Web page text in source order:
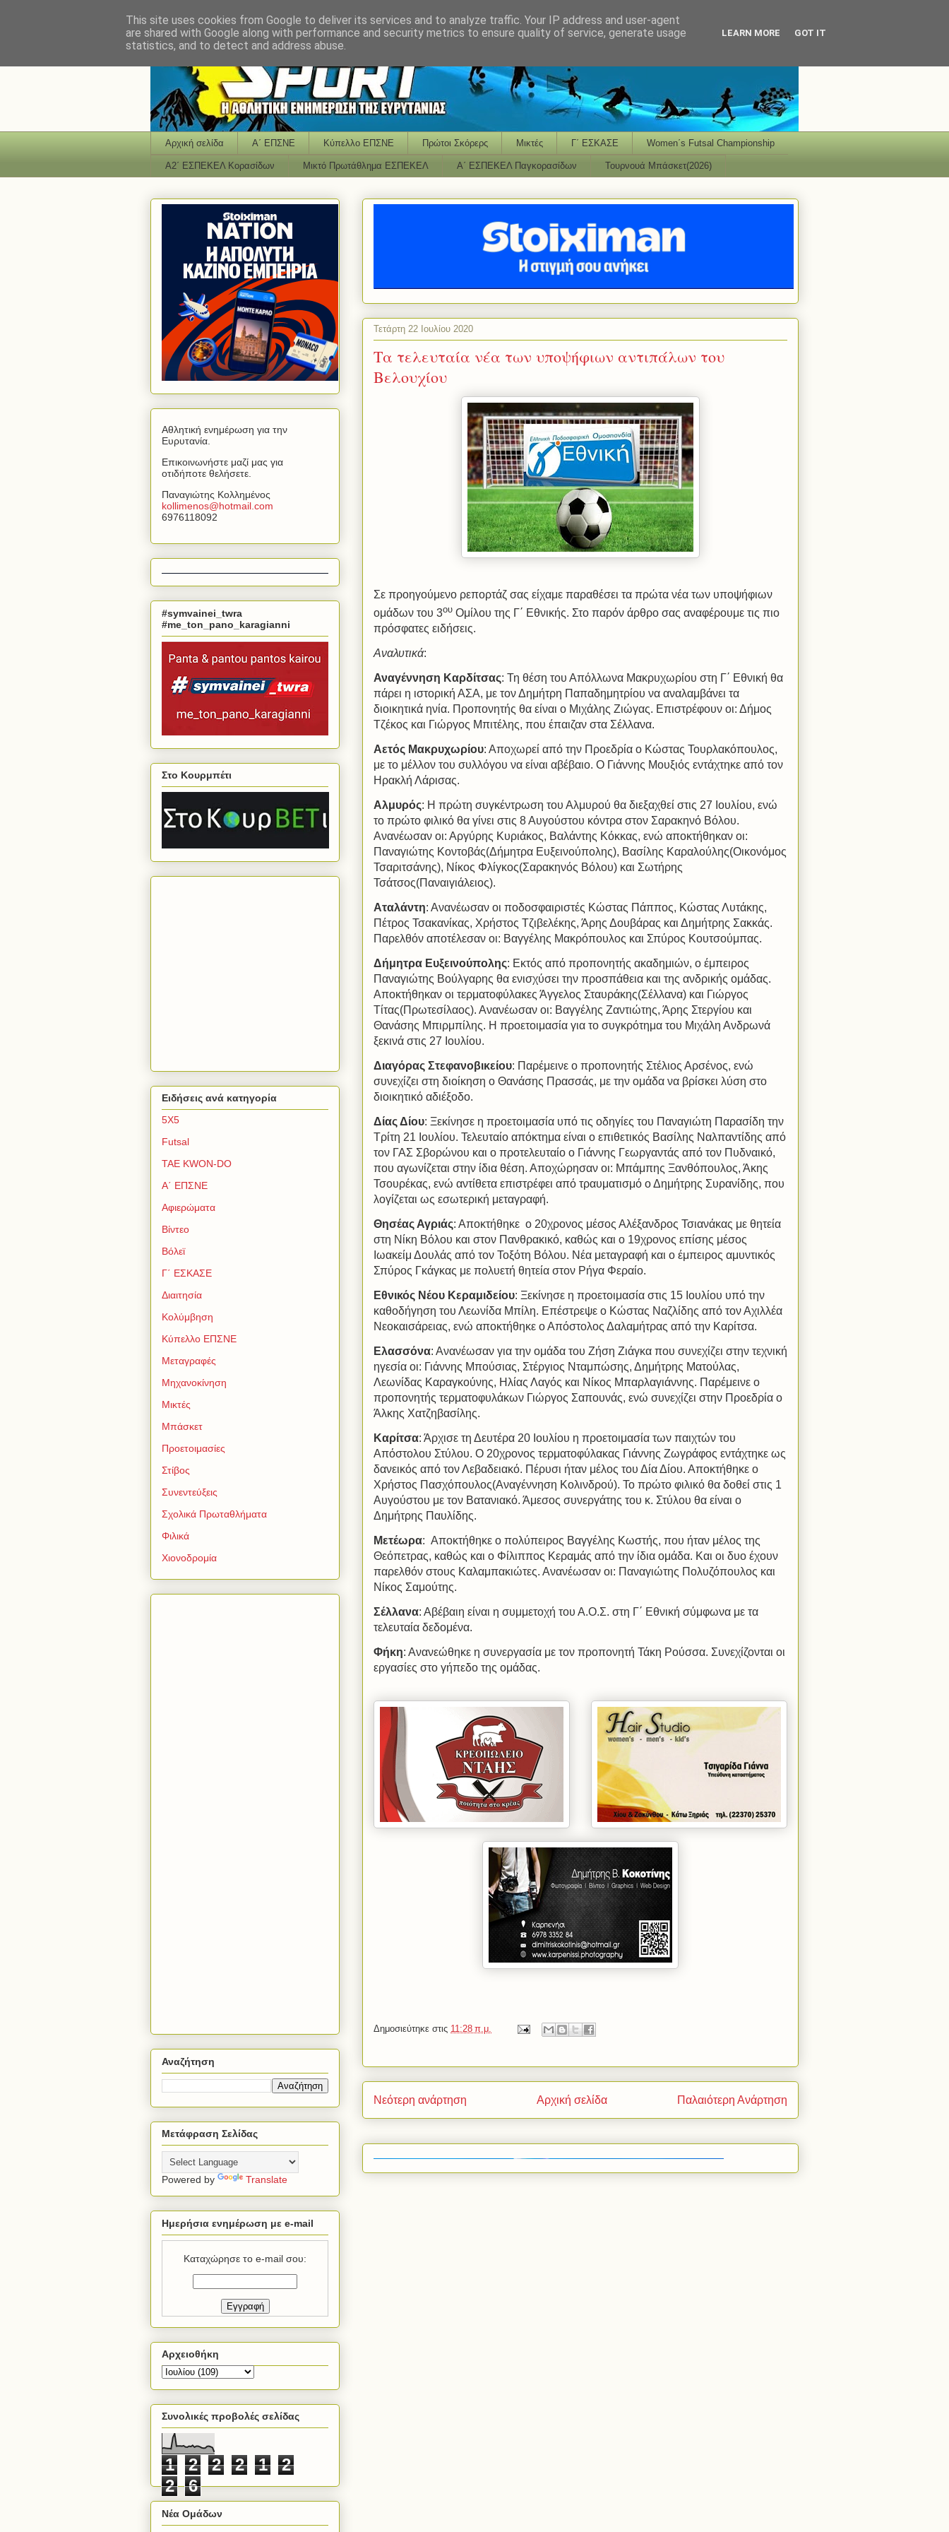
Αρχική σελίδα Α΄ ΕΠΣΝΕ Κύπελλο ΕΠΣΝΕ Πρώτοι Σκόρερς Μικτές Γ΄ ΕΣΚΑΣΕ Women΄s Futsal Championship
Α2΄ ΕΣΠΕΚΕΛ Κορασίδων Μικτό Πρωτάθλημα ΕΣΠΕΚΕΛ Α΄ ΕΣΠΕΚΕΛ Παγκορασίδων Τουρνουά Μπάσκετ(2026)
Τετάρτη 22 Ιουλίου 2020
Τα τελευταία νέα των υποψήφιων αντιπάλων του
Βελουχίου
Σε προηγούμενο ρεπορτάζ σας είχαμε παραθέσει τα πρώτα νέα των υποψήφιων
ομάδων του 3ου Ομίλου της Γ΄ Εθνικής. Στο παρόν άρθρο σας αναφέρουμε τις πιο
πρόσφατες ειδήσεις.
Αναλυτικά:
Αναγέννηση Καρδίτσας: Τη θέση του Απόλλωνα Μακρυχωρίου στη Γ΄ Εθνική θα
πάρει η ιστορική ΑΣΑ, με τον Δημήτρη Παπαδημητρίου να αναλαμβάνει τα
διοικητικά ηνία. Προπονητής θα είναι ο Μιχάλης Ζιώγας. Επιστρέφουν οι: Δήμος
Τζέκος και Γιώργος Μπιτέλης, που έπαιζαν στα Σέλλανα.
Αετός Μακρυχωρίου: Αποχωρεί από την Προεδρία ο Κώστας Τουρλακόπουλος,
με το μέλλον του συλλόγου να είναι αβέβαιο. Ο Γιάννης Μουξιός εντάχτηκε από τον
Ηρακλή Λάρισας.
Αλμυρός: Η πρώτη συγκέντρωση του Αλμυρού θα διεξαχθεί στις 27 Ιουλίου, ενώ
το πρώτο φιλικό θα γίνει στις 8 Αυγούστου κόντρα στον Σαρακηνό Βόλου.
Ανανέωσαν οι: Αργύρης Κυριάκος, Βαλάντης Κόκκας, ενώ αποκτήθηκαν οι:
Παναγιώτης Κοντοβάς(Δήμητρα Ευξεινούπολης), Βασίλης Καραλούλης(Οικονόμος
Τσαριτσάνης), Νίκος Φλίγκος(Σαρακηνός Βόλου) και Σωτήρης
Τσάτσος(Παναιγιάλειος).
Αταλάντη: Ανανέωσαν οι ποδοσφαιριστές Κώστας Πάππος, Κώστας Λυτάκης,
Πέτρος Τσακανίκας, Χρήστος Τζιβελέκης, Άρης Δουβάρας και Δημήτρης Σακκάς.
Παρελθόν αποτέλεσαν οι: Βαγγέλης Μακρόπουλος και Σπύρος Κουτσούμπας.
Δήμητρα Ευξεινούπολης: Εκτός από προπονητής ακαδημιών, ο έμπειρος
Παναγιώτης Βούλγαρης θα ενισχύσει την προσπάθεια και της ανδρικής ομάδας.
Αποκτήθηκαν οι τερματοφύλακες Άγγελος Σταυράκης(Σέλλανα) και Γιώργος
Τίτας(Πρωτεσίλαος). Ανανέωσαν οι: Βαγγέλης Ζαντιώτης, Άρης Στεργίου και
Θανάσης Μπιρμπίλης. Η προετοιμασία για το συγκρότημα του Μιχάλη Ανδρωνά
ξεκινά στις 27 Ιουλίου.
Διαγόρας Στεφανοβικείου: Παρέμεινε ο προπονητής Στέλιος Αρσένος, ενώ
συνεχίζει στη διοίκηση ο Θανάσης Πρασσάς, με την ομάδα να βρίσκει λύση στο
διοικητικό αδιέξοδο.
Δίας Δίου: Ξεκίνησε η προετοιμασία υπό τις οδηγίες του Παναγιώτη Παρασίδη την
Τρίτη 21 Ιουλίου. Τελευταίο απόκτημα είναι ο επιθετικός Βασίλης Ναλπαντίδης από
τον ΓΑΣ Σβορώνου και ο προτελευταίο ο Γιάννης Γεωργαντάς από τον Πυδναικό,
που αγωνίζεται στην ίδια θέση. Αποχώρησαν οι: Μπάμπης Ξανθόπουλος, Άκης
Τσουρέκας, ενώ αντίθετα επιστρέφει από τραυματισμό ο Δημήτρης Συρανίδης, που
λογίζεται ως εσωτερική μεταγραφή.
Θησέας Αγριάς: Αποκτήθηκε ο 20χρονος μέσος Αλέξανδρος Τσιανάκας με θητεία
στη Νίκη Βόλου και στον Πανθρακικό, καθώς και ο 19χρονος επίσης μέσος
Ιωακείμ Δουλάς από τον Τοξότη Βόλου. Νέα μεταγραφή και ο έμπειρος αμυντικός
Σπύρος Γκάγκας με πολυετή θητεία στον Ρήγα Φεραίο.
Εθνικός Νέου Κεραμιδείου: Ξεκίνησε η προετοιμασία στις 15 Ιουλίου υπό την
καθοδήγηση του Λεωνίδα Μπίλη. Επέστρεψε ο Κώστας Ναζλίδης από τον Αχιλλέα
Νεοκαισάρειας, ενώ αποκτήθηκε ο Απόστολος Δαλαμήτρας από την Καρίτσα.
Ελασσόνα: Ανανέωσαν για την ομάδα του Ζήση Ζιάγκα που συνεχίζει στην τεχνική
ηγεσία οι: Γιάννης Μπούσιας, Στέργιος Νταμπώσης, Δημήτρης Ματούλας,
Λεωνίδας Καραγκούνης, Ηλίας Λαγός και Νίκος Μπαρλαγιάννης. Παρέμεινε ο
προπονητής τερματοφυλάκων Γιώργος Σαπουνάς, ενώ συνεχίζει στην Προεδρία ο
Άλκης Χατζηβασίλης.
Καρίτσα: Άρχισε τη Δευτέρα 20 Ιουλίου η προετοιμασία των παιχτών του
Απόστολου Στύλου. Ο 20χρονος τερματοφύλακας Γιάννης Ζωγράφος εντάχτηκε ως
δανεικός από τον Λεβαδειακό. Πέρυσι ήταν μέλος του Δία Δίου. Αποκτήθηκε ο
Χρήστος Πασχόπουλος(Αναγέννηση Κολινδρού). Το πρώτο φιλικό θα δοθεί στις 1
Αυγούστου με τον Βατανιακό. Άμεσος συνεργάτης του κ. Στύλου θα είναι ο
Δημήτρης Παυλίδης.
Μετέωρα: Αποκτήθηκε ο πολύπειρος Βαγγέλης Κωστής, που ήταν μέλος της
Θεόπετρας, καθώς και ο Φίλιππος Κεραμάς από την ίδια ομάδα. Και οι δυο έχουν
παρελθόν στους Καλαμπακιώτες. Ανανέωσαν οι: Παναγιώτης Πολυζόπουλος και
Νίκος Σαμούτης.
Σέλλανα: Αβέβαιη είναι η συμμετοχή του Α.Ο.Σ. στη Γ΄ Εθνική σύμφωνα με τα
τελευταία δεδομένα.
Φήκη: Ανανεώθηκε η συνεργασία με τον προπονητή Τάκη Ρούσσα. Συνεχίζονται οι
εργασίες στο γήπεδο της ομάδας.
Δημοσιεύτηκε στις 11:28 π.μ.
Νεότερη ανάρτηση Παλαιότερη Ανάρτηση
Αρχική σελίδα
Αθλητική ενημέρωση για την
Ευρυτανία.
Επικοινωνήστε μαζί μας για
οτιδήποτε θελήσετε.
Παναγιώτης Κολλημένος
kollimenos@hotmail com
6976118092
#symvainei_twra
#me_ton_pano_karagianni
Στο Κουρμπέτι
Ειδήσεις ανά κατηγορία
5Χ5
Futsal
TAE KWON-DO
Α΄ ΕΠΣΝΕ
Αφιερώματα
Βίντεο
Βόλεϊ
Γ΄ ΕΣΚΑΣΕ
Διαιτησία
Κολύμβηση
Κύπελλο ΕΠΣΝΕ
Μεταγραφές
Μηχανοκίνηση
Μικτές
Μπάσκετ
Προετοιμασίες
Στίβος
Συνεντεύξεις
Σχολικά Πρωταθλήματα
Φιλικά
Χιονοδρομία
Αναζήτηση
Μετάφραση Σελίδας
Powered by Translate
Ημερήσια ενημέρωση με e-mail
Καταχώρησε το e-mail σου:
Αρχειοθήκη
Συνολικές προβολές σελίδας
1 2 2 2 1
2
2
6
Νέα Ομάδων
This site uses cookies from Google to deliver its services and to analyze traffic. Your IP address and user-agent
are shared with Google along with performance and security metrics to ensure quality of service, generate usage
statistics, and to detect and address abuse.
LEARN MORE GOT IT